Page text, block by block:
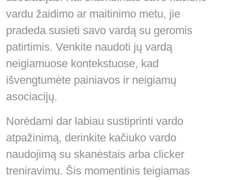
vardu žaidimo ar maitinimo metu, jie
pradeda susieti savo vardą su geromis
patirtimis. Venkite naudoti jų vardą
neigiamuose kontekstuose, kad
išvengtumėte painiavos ir neigiamų
asociacijų.
Norėdami dar labiau sustiprinti vardo
atpažinimą, derinkite kačiuko vardo
naudojimą su skanėstais arba clicker
treniravimu. Šis momentinis teigiamas